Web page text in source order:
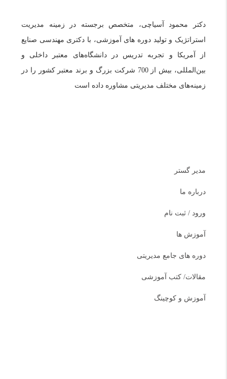
دکتر محمود آسیاچی، متخصص برجسته در زمینه مدیریت
استراتژیک و تولید دوره های آموزشی، با دکتری مهندسی صنایع
از آمریکا و تجربه تدریس در دانشگاه‌های معتبر داخلی و
بین‌المللی، بیش از 700 شرکت بزرگ و برند معتبر کشور را در
زمینه‌های مختلف مدیریتی مشاوره داده است
مدیر گستر
درباره ما
ورود / ثبت نام
آموزش ها
دوره های جامع مدیریتی
مقالات/ کتب آموزشی
آموزش و کوچینگ